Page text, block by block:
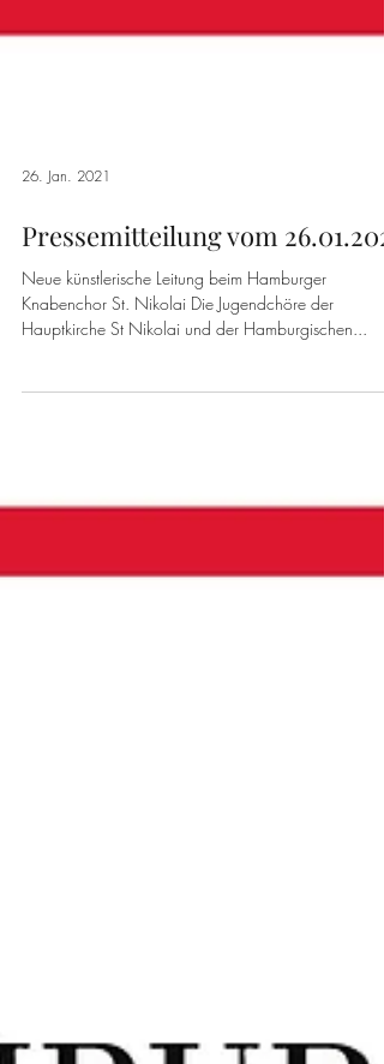
26. Jan. 2021
Pressemitteilung vom 26.01.2021
Neue künstlerische Leitung beim Hamburger